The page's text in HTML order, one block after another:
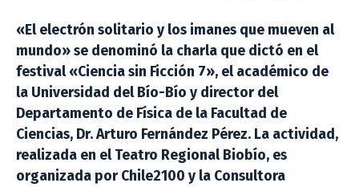
«El electrón solitario y los imanes que mueven al
mundo» se denominó la charla que dictó en el
festival «Ciencia sin Ficción 7», el académico de
la Universidad del Bío-Bío y director del
Departamento de Física de la Facultad de
Ciencias, Dr. Arturo Fernández Pérez. La actividad,
realizada en el Teatro Regional Biobío, es
organizada por Chile2100 y la Consultora